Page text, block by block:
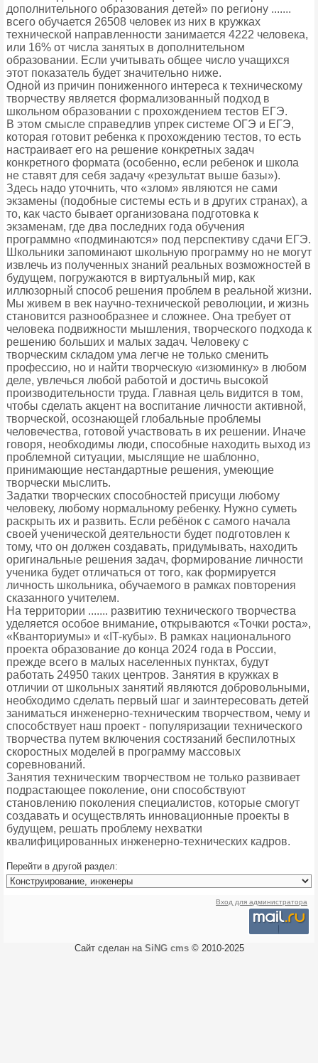
дополнительного образования детей» по региону .......
всего обучается 26508 человек из них в кружках
технической направленности занимается 4222 человека,
или 16% от числа занятых в дополнительном
образовании. Если учитывать общее число учащихся
этот показатель будет значительно ниже.
Одной из причин пониженного интереса к техническому
творчеству является формализованный подход в
школьном образовании с прохождением тестов ЕГЭ.
В этом смысле справедлив упрек системе ОГЭ и ЕГЭ,
которая готовит ребенка к прохождению тестов, то есть
настраивает его на решение конкретных задач
конкретного формата (особенно, если ребенок и школа
не ставят для себя задачу «результат выше базы»).
Здесь надо уточнить, что «злом» являются не сами
экзамены (подобные системы есть и в других странах), а
то, как часто бывает организована подготовка к
экзаменам, где два последних года обучения
программно «подминаются» под перспективу сдачи ЕГЭ.
Школьники запоминают школьную программу но не могут
извлечь из полученных знаний реальных возможностей в
будущем, погружаются в виртуальный мир, как
иллюзорный способ решения проблем в реальной жизни.
Мы живем в век научно-технической революции, и жизнь
становится разнообразнее и сложнее. Она требует от
человека подвижности мышления, творческого подхода к
решению больших и малых задач. Человеку с
творческим складом ума легче не только сменить
профессию, но и найти творческую «изюминку» в любом
деле, увлечься любой работой и достичь высокой
производительности труда. Главная цель видится в том,
чтобы сделать акцент на воспитание личности активной,
творческой, осознающей глобальные проблемы
человечества, готовой участвовать в их решении. Иначе
говоря, необходимы люди, способные находить выход из
проблемной ситуации, мыслящие не шаблонно,
принимающие нестандартные решения, умеющие
творчески мыслить.
Задатки творческих способностей присущи любому
человеку, любому нормальному ребенку. Нужно суметь
раскрыть их и развить. Если ребёнок с самого начала
своей ученической деятельности будет подготовлен к
тому, что он должен создавать, придумывать, находить
оригинальные решения задач, формирование личности
ученика будет отличаться от того, как формируется
личность школьника, обучаемого в рамках повторения
сказанного учителем.
На территории ....... развитию технического творчества
уделяется особое внимание, открываются «Точки роста»,
«Кванториумы» и «IT-кубы». В рамках национального
проекта образование до конца 2024 года в России,
прежде всего в малых населенных пунктах, будут
работать 24950 таких центров. Занятия в кружках в
отличии от школьных занятий являются добровольными,
необходимо сделать первый шаг и заинтересовать детей
заниматься инженерно-техническим творчеством, чему и
способствует наш проект - популяризации технического
творчества путем включения состязаний беспилотных
скоростных моделей в программу массовых
соревнований.
Занятия техническим творчеством не только развивает
подрастающее поколение, они способствуют
становлению поколения специалистов, которые смогут
создавать и осуществлять инновационные проекты в
будущем, решать проблему нехватки
квалифицированных инженерно-технических кадров.
Перейти в другой раздел:
Вход для администратора
Сайт сделан на SiNG cms© 2010-2025